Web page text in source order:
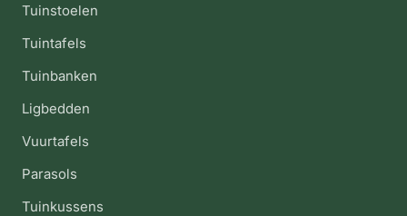
Tuinstoelen
Tuintafels
Tuinbanken
Ligbedden
Vuurtafels
Parasols
Tuinkussens